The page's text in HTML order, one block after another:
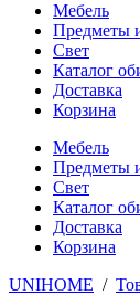
Мебель
Предметы
Свет
Каталог
Доставка
Корзина
Мебель
Предметы
Свет
Каталог
Доставка
Корзина
UNIHOME /